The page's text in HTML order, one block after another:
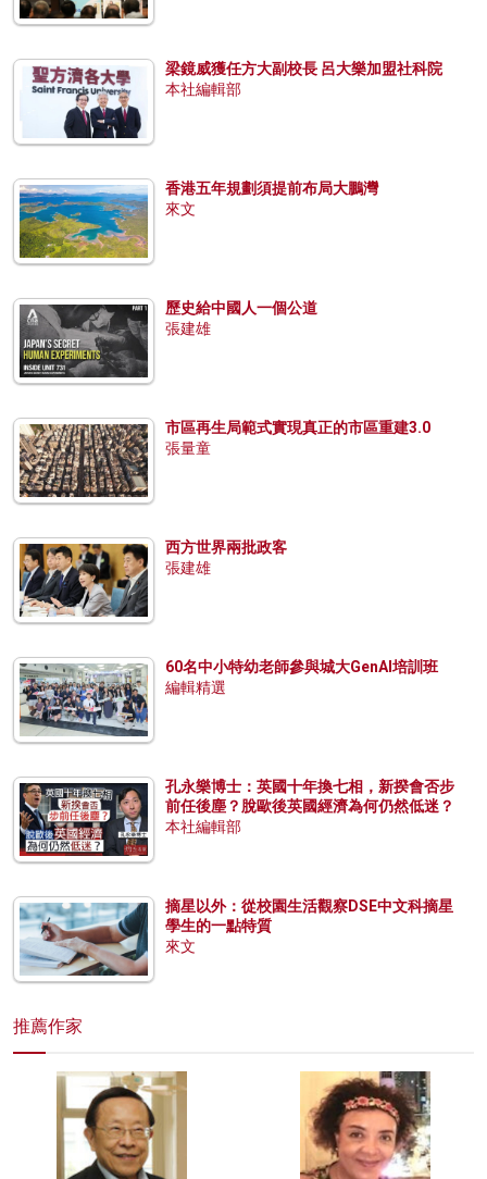
梁鏡威獲任方大副校長 呂大樂加盟社科院
本社編輯部
香港五年規劃須提前布局大鵬灣
來文
歷史給中國人一個公道
張建雄
市區再生局範式實現真正的市區重建3.0
張量童
西方世界兩批政客
張建雄
60名中小特幼老師參與城大GenAI培訓班
編輯精選
孔永樂博士：英國十年換七相，新揆會否步
前任後塵？脫歐後英國經濟為何仍然低迷？
本社編輯部
摘星以外：從校園生活觀察DSE中文科摘星
學生的一點特質
來文
推薦作家